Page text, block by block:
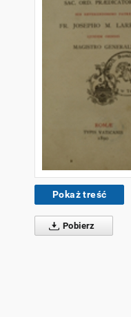
Pokaż treść
Pobierz